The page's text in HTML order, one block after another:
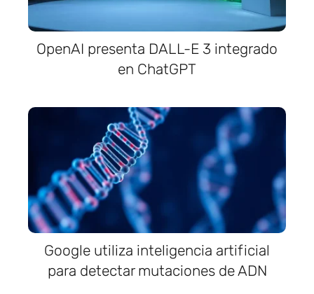
OpenAI presenta DALL-E 3 integrado
en ChatGPT
Google utiliza inteligencia artificial
para detectar mutaciones de ADN